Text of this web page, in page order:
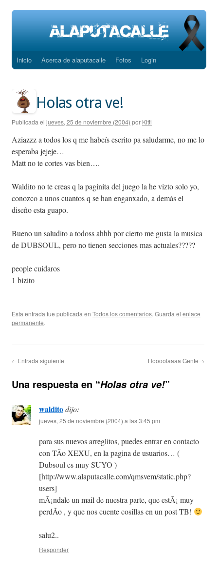
Saltar
contenido
Inicio Acerca de alaputacalle Fotos Login
Holas otra ve!
Publicada el jueves, 25 de noviembre (2004) por Kitti
Aziazzz a todos los q me habeís escrito pa saludarme, no me lo
esperaba jejeje…
Matt no te cortes vas bien….
Waldito no te creas q la paginita del juego la he vizto solo yo,
conozco a unos cuantos q se han enganxado, a demás el
diseño esta guapo.
Bueno un saludito a todoss ahhh por cierto me gusta la musica
de DUBSOUL, pero no tienen secciones mas actuales?????
people cuidaros
1 bizito
Esta entrada fue publicada en Todos los comentarios. Guarda el enlace
permanente.
←Entrada siguiente Hoooolaaaa Gente→
Una respuesta en “Holas otra ve!”
walditodijo:
jueves, 25 de noviembre (2004) a las 3:45 pm
para sus nuevos arreglitos, puedes entrar en contacto
con TÃ­o XEXU, en la pagina de usuarios… (
Dubsoul es muy SUYO )
[http://www.alaputacalle.com/qmsvem/static.php?
users]
mÃ¡ndale un mail de nuestra parte, que estÃ¡ muy
perdÃ­o , y que nos cuente cosillas en un post TB!
salu2..
Responder